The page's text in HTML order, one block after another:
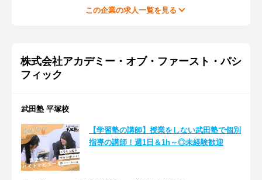
この企業の求人一覧を見る
株式会社アカデミー・オブ・ファースト・パシ
フィック
武田塾 平塚校
【学習塾の講師】授業をしない武田塾で個別
指導の講師！週1日＆1h～◎未経験歓迎